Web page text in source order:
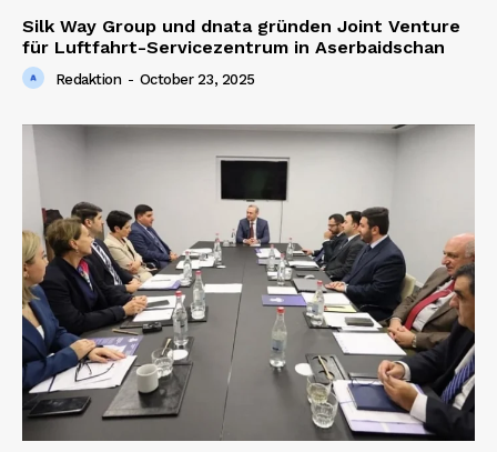
Silk Way Group und dnata gründen Joint Venture
für Luftfahrt-Servicezentrum in Aserbaidschan
Redaktion - October 23, 2025